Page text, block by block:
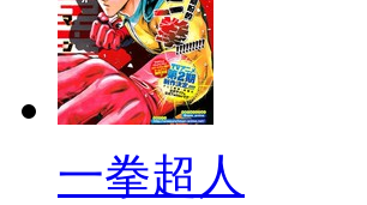
一拳超人